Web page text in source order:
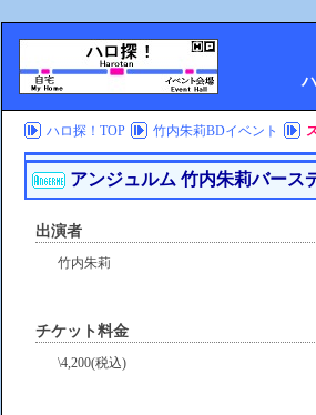
ハロ探！TOP 竹内朱莉BDイベント
アンジュルム 竹内朱莉バース
出演者
竹内朱莉
チケット料金
\4,200(税込)